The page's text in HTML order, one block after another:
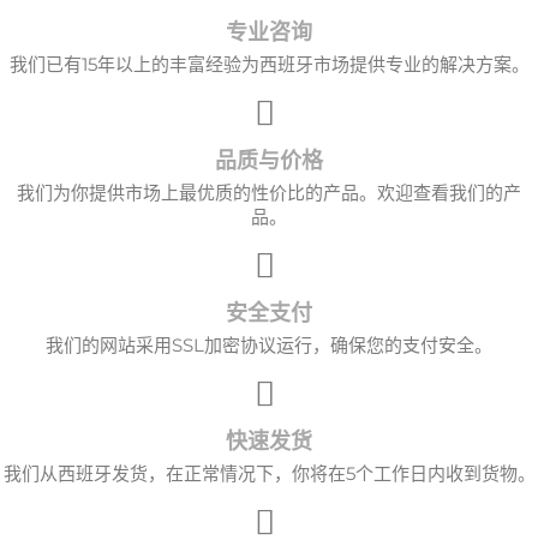
专业咨询
我们已有15年以上的丰富经验为西班牙市场提供专业的解决方案。
品质与价格
我们为你提供市场上最优质的性价比的产品。欢迎查看我们的产
品。
安全支付
我们的网站采用SSL加密协议运行，确保您的支付安全。
快速发货
我们从西班牙发货，在正常情况下，你将在5个工作日内收到货物。